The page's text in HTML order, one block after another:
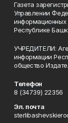
Газета
Управлении
информационных
Республике
УЧРЕДИТЕЛИ:
информации
общество
Телефон
8 (34739) 22356
Эл. почта